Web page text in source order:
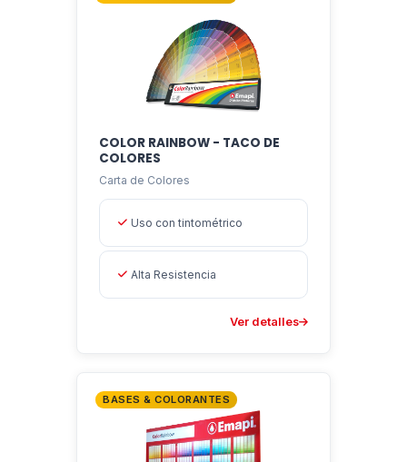
COLOR RAINBOW - TACO DE
COLORES
Carta de Colores
Uso con tintométrico
Alta Resistencia
Ver detalles
BASES & COLORANTES